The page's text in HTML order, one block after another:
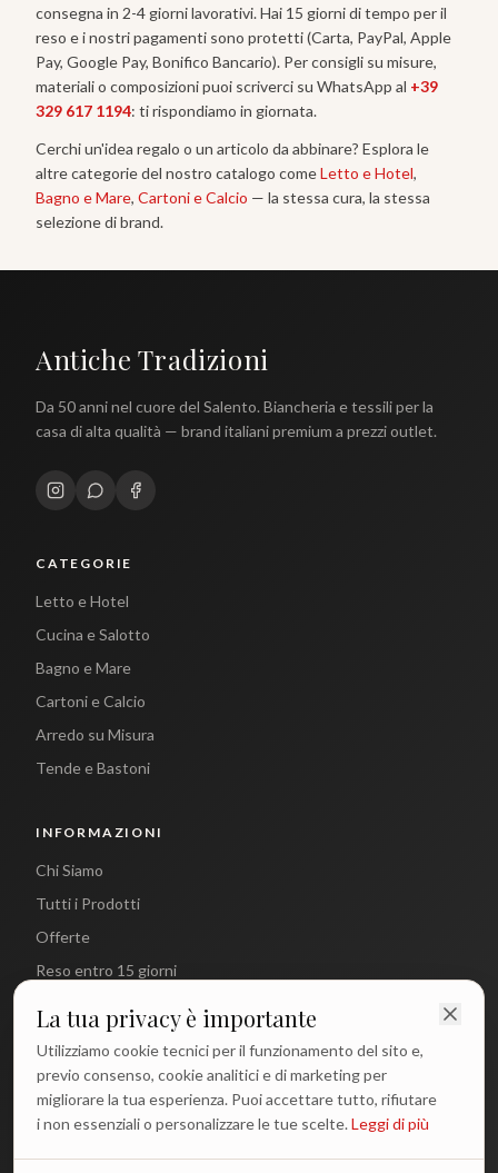
consegna in 2-4 giorni lavorativi. Hai 15 giorni di tempo per il
reso e i nostri pagamenti sono protetti (Carta, PayPal, Apple
Pay, Google Pay, Bonifico Bancario). Per consigli su misure,
materiali o composizioni puoi scriverci su WhatsApp al +39
329 617 1194: ti rispondiamo in giornata.
Cerchi un'idea regalo o un articolo da abbinare? Esplora le
altre categorie del nostro catalogo comeLetto e Hotel,
Bagno e Mare, Cartoni e Calcio — la stessa cura, la stessa
selezione di brand.
Antiche Tradizioni
Da 50 anni nel cuore del Salento. Biancheria e tessili per la
casa di alta qualità — brand italiani premium a prezzi outlet.
CATEGORIE
Letto e Hotel
Cucina e Salotto
Bagno e Mare
Cartoni e Calcio
Arredo su Misura
Tende e Bastoni
INFORMAZIONI
Chi Siamo
Tutti i Prodotti
Offerte
Reso entro 15 giorni
CONTATTI
info@antichetradizioni.it
+39 329 617 1194
La tua privacy è importante
Utilizziamo cookie tecnici per il funzionamento del sito e,
previo consenso, cookie analitici e di marketing per
migliorare la tua esperienza. Puoi accettare tutto, rifiutare
i non essenziali o personalizzare le tue scelte.Leggi di più